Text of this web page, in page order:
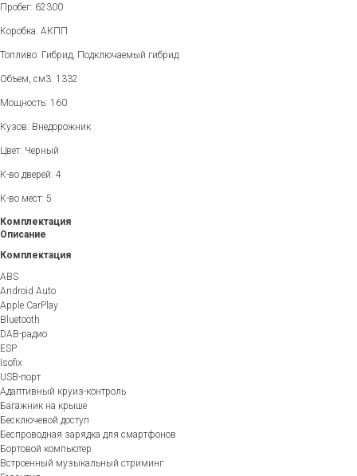
Пробег: 62300
Коробка: АКПП
Топливо: Гибрид, Подключаемый гибрид
Объем, см3: 1332
Мощность: 160
Кузов: Внедорожник
Цвет: Черный
К-во дверей: 4
К-во мест: 5
Комплектация
Описание
Комплектация
ABS
Android Auto
Apple CarPlay
Bluetooth
DAB-радио
ESP
Isofix
USB-порт
Адаптивный круиз-контроль
Багажник на крыше
Бесключевой доступ
Беспроводная зарядка для смартфонов
Бортовой компьютер
Встроенный музыкальный стриминг